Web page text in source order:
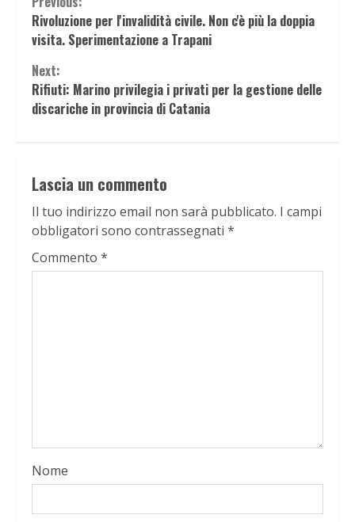
Reading
Rivoluzione per l'invalidità civile. Non c'è più la doppia
visita. Sperimentazione a Trapani
Next:
Rifiuti: Marino privilegia i privati per la gestione delle
discariche in provincia di Catania
Lascia un commento
Il tuo indirizzo email non sarà pubblicato. I campi
obbligatori sono contrassegnati *
Commento *
Nome